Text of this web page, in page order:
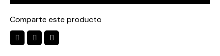
Comparte este producto